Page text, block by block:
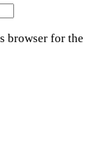
browser for the